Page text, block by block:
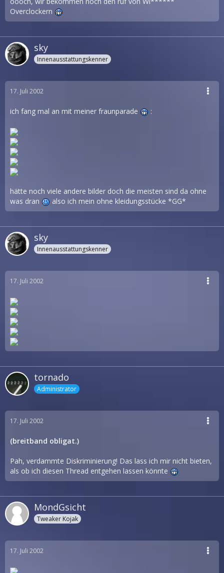
Overclockern
sky
Innenausstattungskenner
17. Juli 2002
ich fang mal an mit meiner fraunparade :
hätte noch viele andere bilder doch die meisten sind da ohne
was dran
also ich mein ohne kleidungsstücke *GG*
sky
Innenausstattungskenner
17. Juli 2002
tornado
Administrator
17. Juli 2002
(breitband obligat.)
Pah, verdammte Diskriminierung! Das lass ich mir nicht bieten,
als ob ich diesen Thread entgehen lassen könnte
MondGsicht
Tweaker Kojak
17. Juli 2002